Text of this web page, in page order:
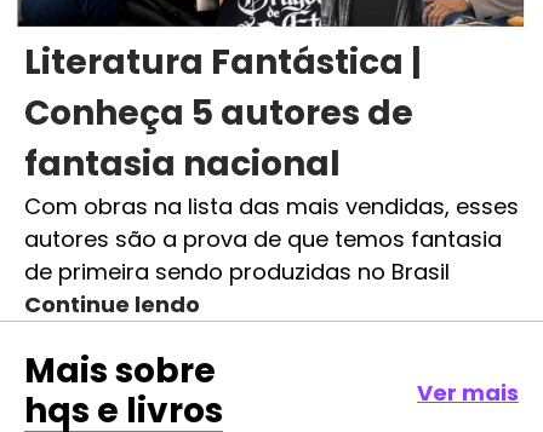
Literatura Fantástica |
Conheça 5 autores de
fantasia nacional
Com obras na lista das mais vendidas, esses
autores são a prova de que temos fantasia
de primeira sendo produzidas no Brasil
Continue lendo
Mais sobre
hqs e livros
Ver mais